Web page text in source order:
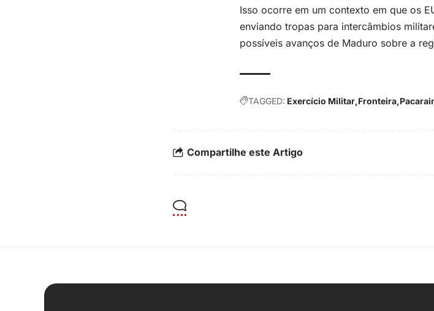
Isso ocorre em um contexto em que os
enviando tropas para intercâmbios
possíveis avanços de Maduro sobre a
TAGGED: Exercício Militar Fronteira
Compartilhe este Artigo